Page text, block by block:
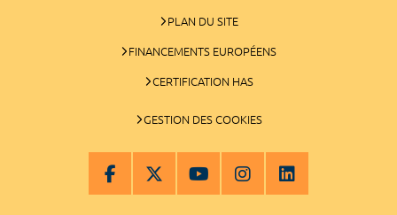
PLAN DU SITE
FINANCEMENTS EUROPÉENS
CERTIFICATION HAS
GESTION DES COOKIES